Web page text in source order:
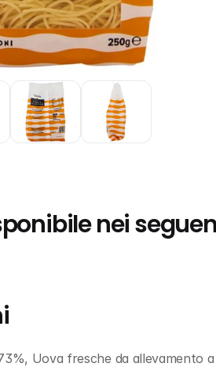
nei
Uova fresche da allevamento